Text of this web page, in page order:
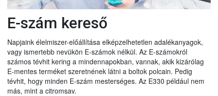
E-szám kereső
Napjaink élelmiszer-előállítása elképzelhetetlen adalékanyagok,
vagy ismertebb nevükön E-számok nélkül. Az E-számokról
számos tévhit kering a mindennapokban, vannak, akik kizárólag
E-mentes terméket szeretnének látni a boltok polcain. Pedig
tévhit, hogy minden E-szám mesterséges. Az E330 például nem
más, mint a citromsav.